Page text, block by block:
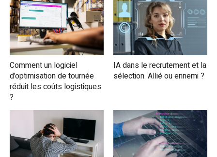
Comment un logiciel
d’optimisation de tournée
réduit les coûts logistiques
?
IA dans le recrutement et la
sélection. Allié ou ennemi ?